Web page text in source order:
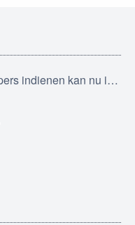
Review en Research papers indienen kan nu in Journal of the European Meteorological Society